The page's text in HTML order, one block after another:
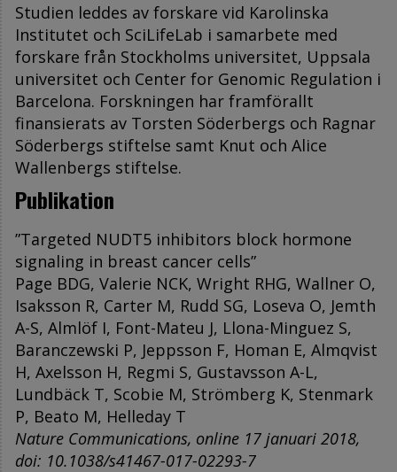
Studien leddes av forskare vid Karolinska
Institutet och SciLifeLab i samarbete med
forskare från Stockholms universitet, Uppsala
universitet och Center for Genomic Regulation i
Barcelona. Forskningen har framförallt
finansierats av Torsten Söderbergs och Ragnar
Söderbergs stiftelse samt Knut och Alice
Wallenbergs stiftelse.
Publikation
”Targeted NUDT5 inhibitors block hormone
signaling in breast cancer cells”
Page BDG, Valerie NCK, Wright RHG, Wallner O,
Isaksson R, Carter M, Rudd SG, Loseva O, Jemth
A-S, Almlöf I, Font-Mateu J, Llona-Minguez S,
Baranczewski P, Jeppsson F, Homan E, Almqvist
H, Axelsson H, Regmi S, Gustavsson A-L,
Lundbäck T, Scobie M, Strömberg K, Stenmark
P, Beato M, Helleday T
Nature Communications, online 17 januari 2018,
doi: 10.1038/s41467-017-02293-7